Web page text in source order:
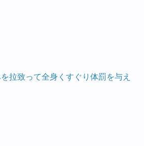
拉致って全身くすぐり体罰を与え